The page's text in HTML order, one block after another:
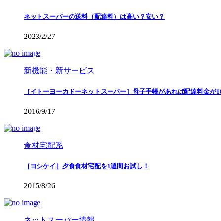
ネットスーパーの送料（配達料）は高い？安い？
2023/2/27
新機能・新サービス
［イトーヨーカドーネットスーパー］母子手帳があれば配達料金が
2016/9/17
食材宅配系
［ヨシケイ］夕食食材宅配を1週間お試し！
2015/8/26